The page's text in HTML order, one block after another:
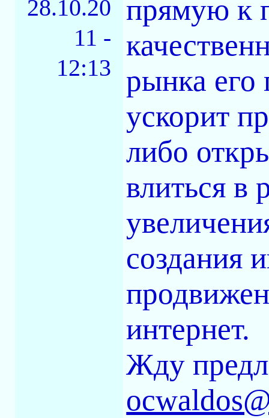
28.10.20
11 -
12:13
прямую к
рынка его
ускорит
либо
влиться в
создания
интернет.
Жду